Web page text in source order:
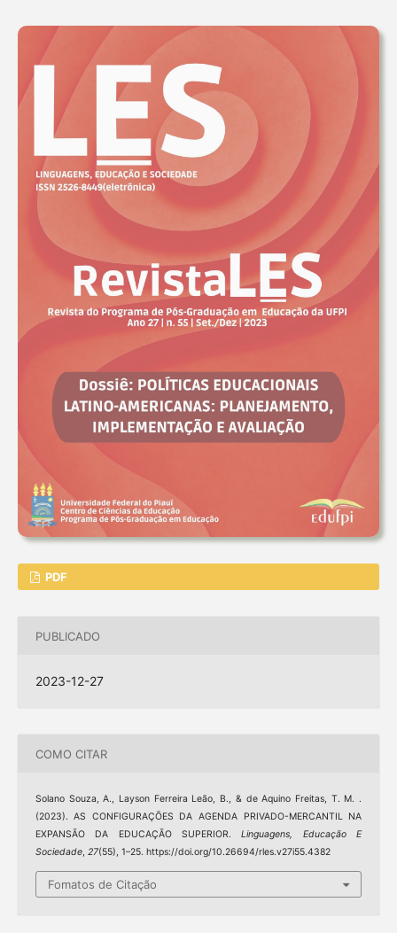
PDF
PUBLICADO
2023-12-27
COMO CITAR
Solano Souza, A., Layson Ferreira Leão, B., & de Aquino Freitas, T. M. .
(2023). AS CONFIGURAÇÕES DA AGENDA PRIVADO-MERCANTIL NA
EXPANSÃO DA EDUCAÇÃO SUPERIOR.Linguagens, Educação E
Sociedade, 27(55), 1–25. https://doi.org/10.26694/rles.v27i55.4382
Fomatos de Citação